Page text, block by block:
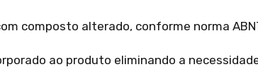
composto alterado, conforme norma
ao produto eliminando a